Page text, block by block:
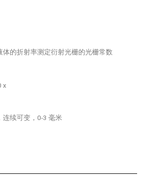
的折射率测定衍射光栅的光栅常数
x
续可变，0-3 毫米